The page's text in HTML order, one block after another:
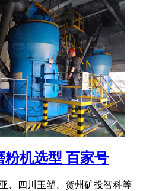
粉机选型 百家号
、四川玉塑、贺州矿投智科等